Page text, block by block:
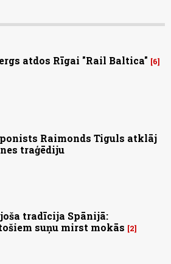
atdos Rīgai "Rail Baltica" 6
Raimonds Tiguls atklāj
traģēdiju
tradīcija Spānijā:
suņu mirst mokās
2